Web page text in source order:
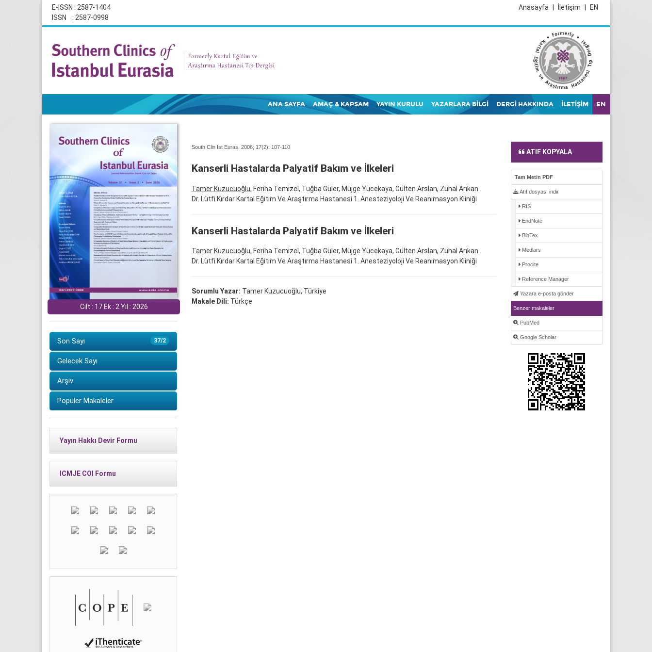
E-ISSN : 2587-1404
ISSN : 2587-0998
EN
İletişim
Anasayfa
ANA SAYFA AMAÇ & KAPSAM YAYIN KURULU YAZARLARA BİLGİ DERGİ HAKKINDA İLETİŞİM EN
Cilt : 17 Ek : 2 Yıl : 2026
37/2
Son Sayı
Gelecek Sayı
Arşiv
Popüler Makaleler
Yayın Hakkı Devir Formu
ICMJE COI Formu
South Clin Ist Euras. 2006; 17(2): 107-110
Kanserli Hastalarda Palyatif Bakım ve İlkeleri
Tamer Kuzucuoğlu, Feriha Temizel, Tuğba Güler, Müjge Yücekaya, Gülten Arslan, Zuhal Arıkan
Dr. Lütfi Kırdar Kartal Eğitim Ve Araştırma Hastanesi 1. Anesteziyoloji Ve Reanimasyon Kliniği
Kanserli Hastalarda Palyatif Bakım ve İlkeleri
Tamer Kuzucuoğlu, Feriha Temizel, Tuğba Güler, Müjge Yücekaya, Gülten Arslan, Zuhal Arıkan
Dr. Lütfi Kırdar Kartal Eğitim Ve Araştırma Hastanesi 1. Anesteziyoloji Ve Reanimasyon Kliniği
Sorumlu Yazar: Tamer Kuzucuoğlu, Türkiye
Makale Dili: Türkçe
ATIF KOPYALA
Tam Metin PDF
Atıf dosyası indir
RIS
EndNote
BibTex
Medlars
Procite
Reference Manager
Yazara e-posta gönder
Benzer makaleler
PubMed
Google Scholar